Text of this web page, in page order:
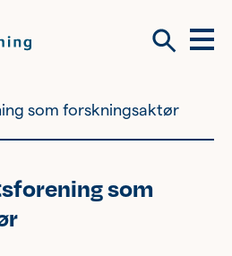
Meny
Om tilbudene våre
som forskningsaktør
som